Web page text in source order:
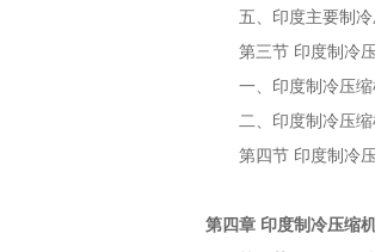
五、 印度主要制
第三节 印度制冷
一、 印度制冷压
二、 印度制冷压
第四节 印度制冷
第四章 印度制冷压缩